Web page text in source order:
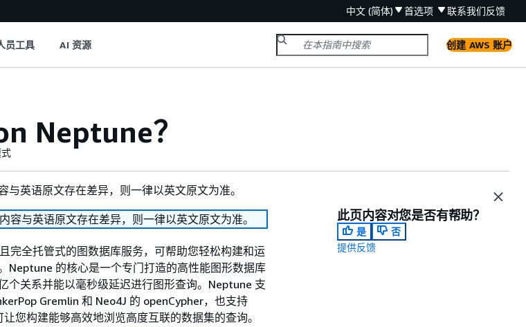
中文 (简体) 首选项 联系我们反馈
员工具 AI 资源 创建 AWS 账户
Neptune？
英语原文存在差异，则一律以英文原文为准。
容与英语原文存在差异，则一律以英文原文为准。
完全托管式的图数据库服务，可帮助您轻松构建和运
Neptune 的核心是一个专门打造的高性能图形数据库
个关系并能以毫秒级延迟进行图形查询。Neptune 支
Gremlin 和 Neo4J 的 openCypher，也支持
让您构建能够高效地浏览高度互联的数据集的查询。
此页内容对您是否有帮助？
是
否
提供反馈